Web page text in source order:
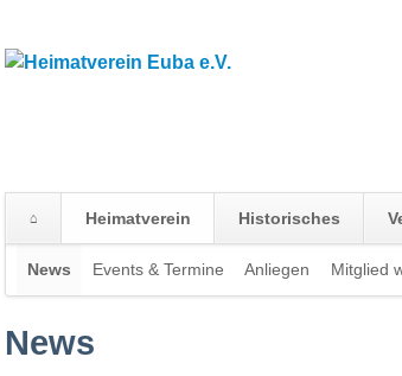
Heimatverein Historisches
News Events & Termine Anliegen Mitglied
News